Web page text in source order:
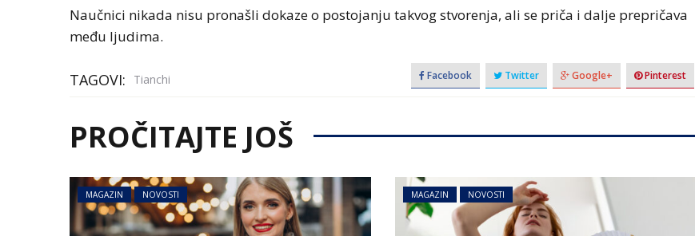
Naučnici nikada nisu pronašli dokaze o postojanju takvog stvorenja, ali se priča i dalje prepričava
među ljudima.
TAGOVI: Tianchi Facebook Twitter Google+ Pinterest
PROČITAJTE JOŠ
MAGAZIN NOVOSTI MAGAZIN NOVOSTI